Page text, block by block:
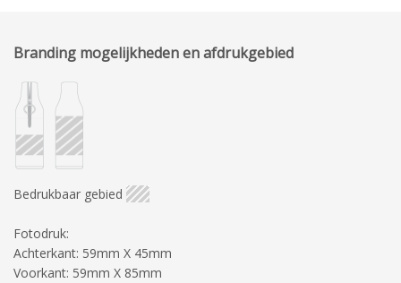
Branding mogelijkheden en afdrukgebied
Bedrukbaar gebied
Fotodruk:
Achterkant: 59mm X 45mm
Voorkant: 59mm X 85mm